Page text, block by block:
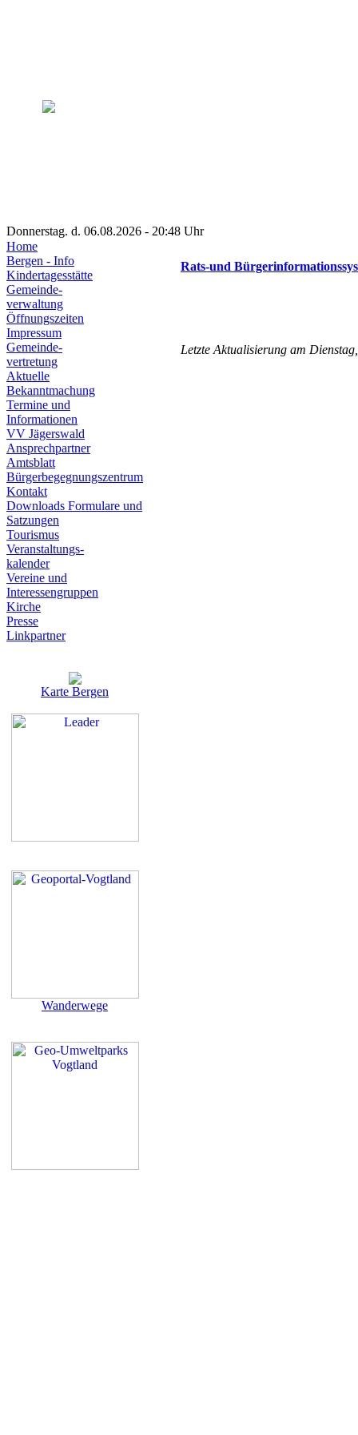
Donnerstag. d. 06.08.2026 - 20:48 Uhr
Home
Bergen - Info
Kindertagesstätte
Gemeinde-
verwaltung
Öffnungszeiten
Impressum
Gemeinde-
vertretung
Aktuelle
Bekanntmachung
Termine und
Informationen
VV Jägerswald
Ansprechpartner
Amtsblatt
Bürgerbegegnungszentrum
Kontakt
Downloads Formulare und
Satzungen
Tourismus
Veranstaltungs-
kalender
Vereine und
Interessen­gruppen
Kirche
Presse
Linkpartner
Karte Bergen
Wanderwege
Rats-und
Letzte Aktualisierung am